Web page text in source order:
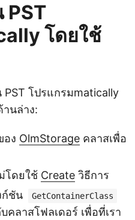
PST
โดยใช้
PST โปรแกรมmatically
นล่าง:
อง OlmStorage คลาสเพื่อ
โดยใช้ Create วิธีการ
ก์ชัน
GetContainerClass
ลาสโฟลเดอร์ เพื่อที่เรา